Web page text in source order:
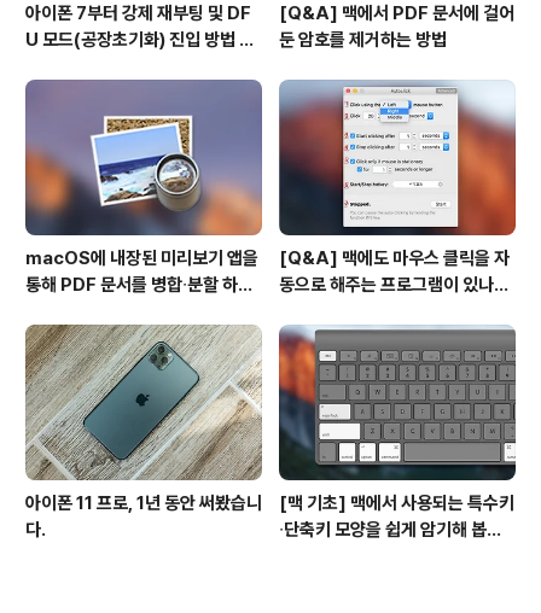
아이폰 7부터 강제 재부팅 및 DF
U 모드(공장초기화) 진입 방법 변
[Q&A] 맥에서 PDF 문서에 걸어
둔 암호를 제거하는 방법
macOS에 내장된 미리보기 앱을
통해 PDF 문서를 병합∙분할 하는
[Q&A] 맥에도 마우스 클릭을 자
동으로 해주는 프로그램이 있나
아이폰 11 프로, 1년 동안 써봤습니
다.
[맥 기초] 맥에서 사용되는 특수키
∙단축키 모양을 쉽게 암기해 봅시